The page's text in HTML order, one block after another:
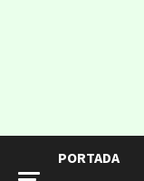
PORTADA